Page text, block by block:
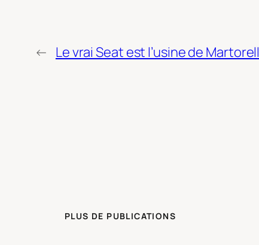
← Le vrai Seat est l’usine de Martorell
PLUS DE PUBLICATIONS